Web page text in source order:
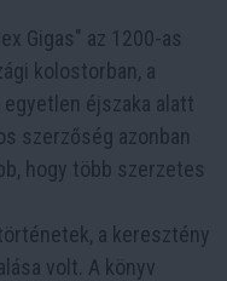
Gigas" az 1200-as
kolostorban, a
éjszaka alatt
szerzőség azonban
hogy több szerzetes
a keresztény
volt. A könyv